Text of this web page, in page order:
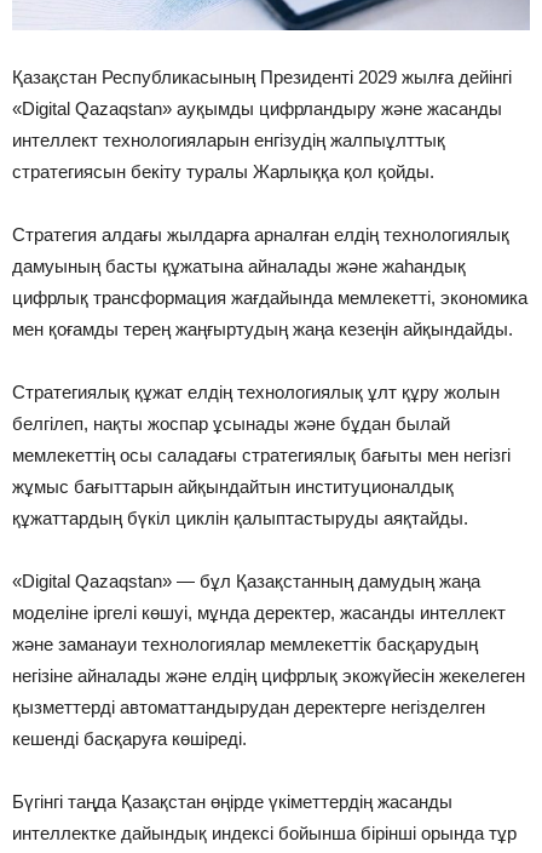
Қазақстан Республикасының Президенті 2029 жылға дейінгі
«Digital Qazaqstan» ауқымды цифрландыру және жасанды
интеллект технологияларын енгізудің жалпыұлттық
стратегиясын бекіту туралы Жарлыққа қол қойды.
Стратегия алдағы жылдарға арналған елдің технологиялық
дамуының басты құжатына айналады және жаһандық
цифрлық трансформация жағдайында мемлекетті, экономика
мен қоғамды терең жаңғыртудың жаңа кезеңін айқындайды.
Стратегиялық құжат елдің технологиялық ұлт құру жолын
белгілеп, нақты жоспар ұсынады және бұдан былай
мемлекеттің осы саладағы стратегиялық бағыты мен негізгі
жұмыс бағыттарын айқындайтын институционалдық
құжаттардың бүкіл циклін қалыптастыруды аяқтайды.
«Digital Qazaqstan» — бұл Қазақстанның дамудың жаңа
моделіне іргелі көшуі, мұнда деректер, жасанды интеллект
және заманауи технологиялар мемлекеттік басқарудың
негізіне айналады және елдің цифрлық экожүйесін жекелеген
қызметтерді автоматтандырудан деректерге негізделген
кешенді басқаруға көшіреді.
Бүгінгі таңда Қазақстан өңірде үкіметтердің жасанды
интеллектке дайындық индексі бойынша бірінші орында тұр